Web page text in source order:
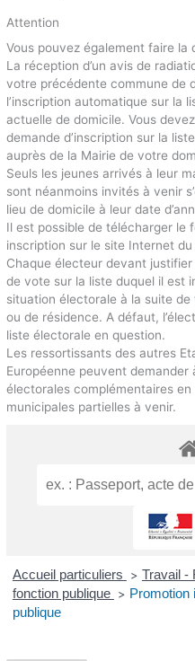
Attention
Vous pouvez également faire la
La réception d’un avis de
votre précédente commune de
l’inscription automatique sur la
actuelle de domicile. Vous
demande d’inscription sur la
auprès de la Mairie de votre
Seuls les jeunes arrivés à leur
sont néanmoins invités à venir
lieu de domicile à leur date
Il est possible de télécharger le
inscription sur le site Internet du
Chaque électeur devant
de vote sur la liste duquel il est
situation électorale à la suite
ou de résidence. A défaut,
liste électorale en question.
Les ressortissants des autres
Européenne peuvent
électorales complémentaires
municipales partielles à venir.
Accueil particuliers > Travail -
fonction publique > Promotion
publique